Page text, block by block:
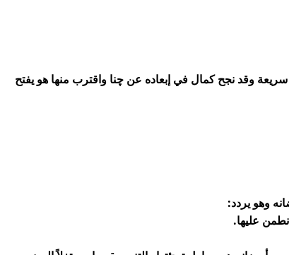
وقد نجح كمال في إبعاده عن چنا واقترب منها هو يفتح
وهو يردد:
عليها.